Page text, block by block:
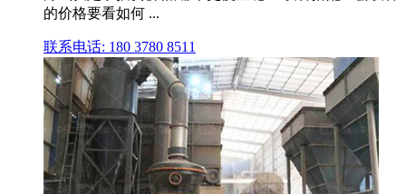
的价格要看如何 ...
联系电话: 180 3780 8511